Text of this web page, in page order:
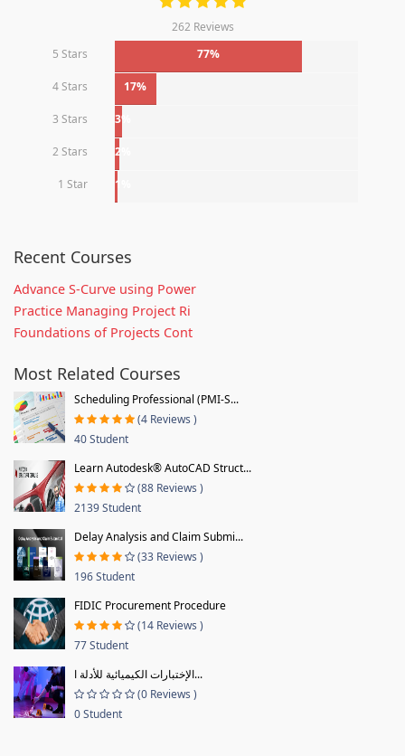
262 Reviews
5 Stars
77%
4 Stars 17%
3 Stars 3%
2 Stars 2%
1 Star 1%
Recent Courses
Advance S-Curve using Power
Practice Managing Project Ri
Foundations of Projects Cont
Most Related Courses
Scheduling Professional (PMI-S...
(4 Reviews )
40 Student
Learn Autodesk® AutoCAD Struct...
(88 Reviews )
2139 Student
Delay Analysis and Claim Submi...
(33 Reviews )
196 Student
FIDIC Procurement Procedure
(14 Reviews )
77 Student
الإختبارات الكيميائية للأدلة ا...
(0 Reviews )
0 Student